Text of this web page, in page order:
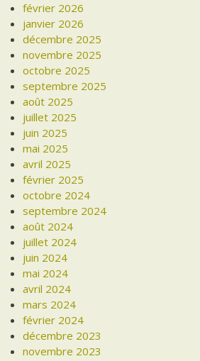
février 2026
janvier 2026
décembre 2025
novembre 2025
octobre 2025
septembre 2025
août 2025
juillet 2025
juin 2025
mai 2025
avril 2025
février 2025
octobre 2024
septembre 2024
août 2024
juillet 2024
juin 2024
mai 2024
avril 2024
mars 2024
février 2024
décembre 2023
novembre 2023